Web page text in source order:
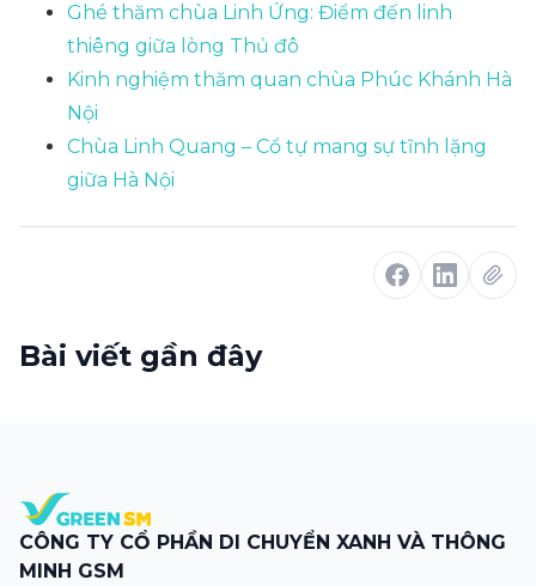
Ghé thăm chùa Linh Ứng: Điểm đến linh
thiêng giữa lòng Thủ đô
Kinh nghiệm thăm quan chùa Phúc Khánh Hà
Nội
Chùa Linh Quang – Cổ tự mang sự tĩnh lặng
giữa Hà Nội
Bài viết gần đây
CÔNG TY CỔ PHẦN DI CHUYỂN XANH VÀ THÔNG
MINH GSM